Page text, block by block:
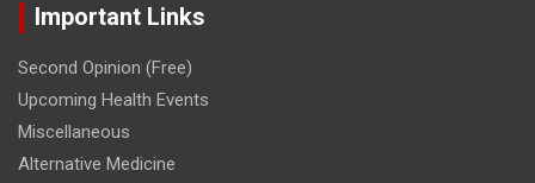
Important Links
Second Opinion (Free)
Upcoming Health Events
Miscellaneous
Alternative Medicine